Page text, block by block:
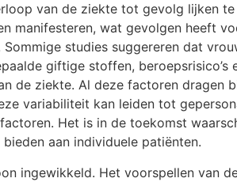
van de ziekte tot gevolg lijken
manifesteren, wat gevolgen heeft
studies suggereren dat
giftige stoffen, beroepsrisico’s
de ziekte. Al deze factoren dragen
variabiliteit kan leiden tot
Het is in de toekomst
aan individuele patiënten.
ingewikkeld. Het voorspellen van